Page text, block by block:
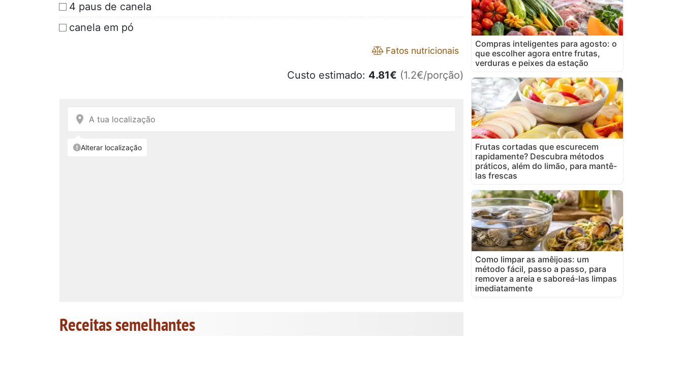
4 paus de canela
canela em pó
Fatos nutricionais
Custo estimado: 4.81€ (1.2€/porção)
Receitas semelhantes
Compras inteligentes para agosto: o
que escolher agora entre frutas,
verduras e peixes da estação
Frutas cortadas que escurecem
rapidamente? Descubra métodos
práticos, além do limão, para mantê-
las frescas
Como limpar as amêijoas: um
método fácil, passo a passo, para
remover a areia e saboreá-las limpas
imediatamente